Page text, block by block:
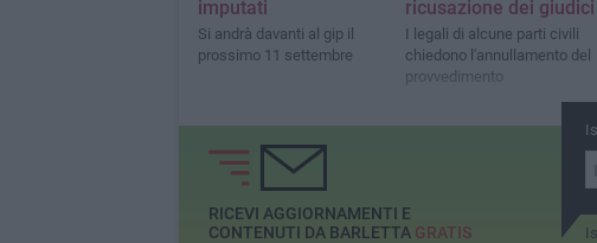
imputati
Si andrà davanti al gip il
prossimo 11 settembre
ricusazione dei giudici
I legali di alcune parti civili
chiedono l'annullamento del
provvedimento
RICEVI AGGIORNAMENTI E
CONTENUTI DA BARLETTA GRATIS